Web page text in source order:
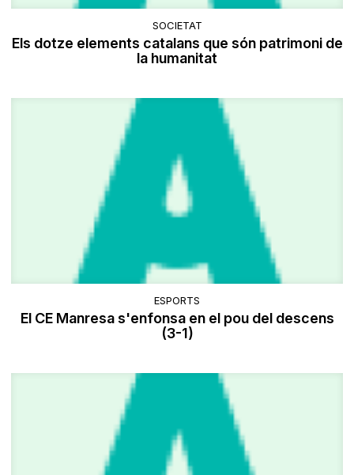
SOCIETAT
Els dotze elements catalans que són patrimoni de
la humanitat
ESPORTS
El CE Manresa s'enfonsa en el pou del descens
(3-1)